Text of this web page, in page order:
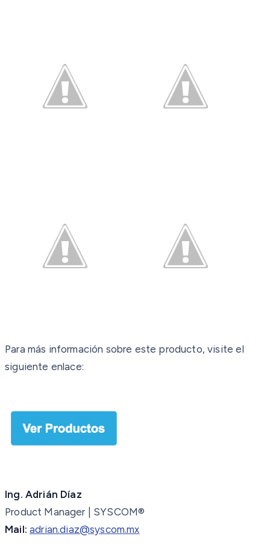
Para más información sobre este producto, visite el
siguiente enlace:
Ing. Adrián Díaz
Product Manager | SYSCOM®
Mail: adrian.diaz@syscom.mx